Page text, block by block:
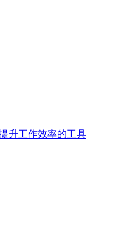
升工作效率的工具